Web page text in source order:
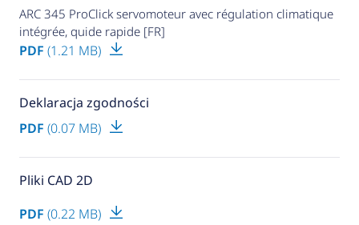
ARC 345 ProClick servomoteur avec régulation climatique
intégrée, quide rapide [FR]
PDF (1.21 MB)
Deklaracja zgodności
PDF (0.07 MB)
Pliki CAD 2D
PDF (0.22 MB)